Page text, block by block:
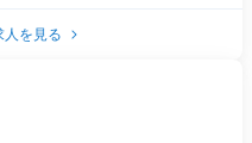
人を見る